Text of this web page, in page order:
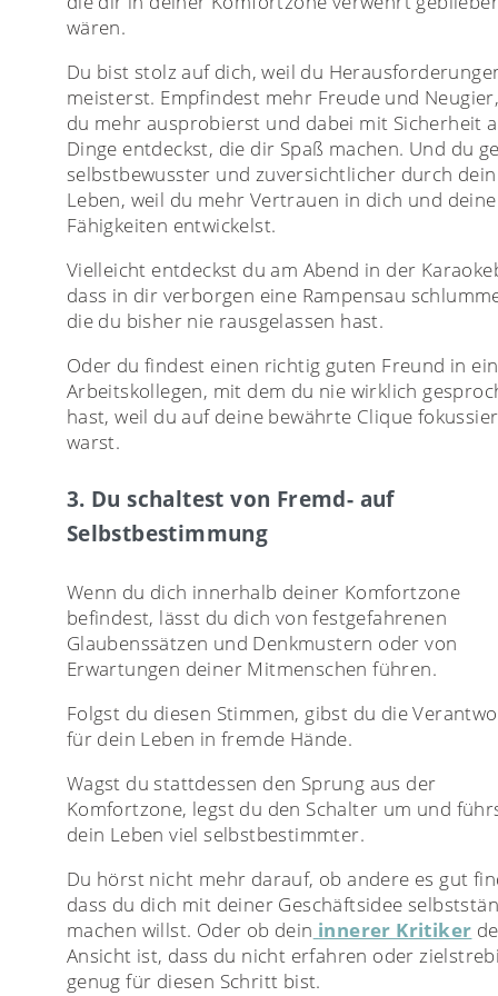
wären.
Du bist stolz auf dich, weil du
meisterst. Empfindest mehr Freude und
du mehr ausprobierst und dabei mit Sicherheit
Dinge entdeckst, die dir Spaß machen. Und du
selbstbewusster und zuversichtlicher durch dein
Leben, weil du mehr Vertrauen in dich und deine
Fähigkeiten entwickelst.
Vielleicht entdeckst du am Abend in der
dass in dir verborgen eine Rampensau
die du bisher nie rausgelassen hast.
Oder du findest einen richtig guten Freund in
Arbeitskollegen, mit dem du nie wirklich
hast, weil du auf deine bewährte Clique
warst.
3. Du schaltest von Fremd- auf
Selbstbestimmung
Wenn du dich innerhalb deiner Komfortzone
befindest, lässt du dich von festgefahrenen
Glaubenssätzen und Denkmustern oder von
Erwartungen deiner Mitmenschen führen.
Folgst du diesen Stimmen, gibst du die
für dein Leben in fremde Hände.
Wagst du stattdessen den Sprung aus der
Komfortzone, legst du den Schalter um und
dein Leben viel selbstbestimmter.
Du hörst nicht mehr darauf, ob andere es gut
dass du dich mit deiner Geschäftsidee
machen willst. Oder ob dein innerer Kritiker
Ansicht ist, dass du nicht erfahren oder
genug für diesen Schritt bist.